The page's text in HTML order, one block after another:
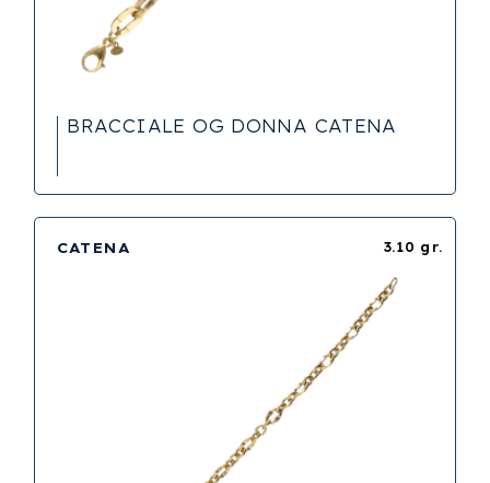
BRACCIALE OG DONNA CATENA
3.10 gr.
CATENA